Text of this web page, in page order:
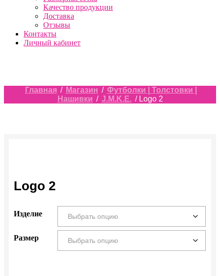
Качество продукции
Доставка
Отзывы
Контакты
Личный кабинет
Главная / Магазин / Футболки | Толстовки |
Нашивки / J.M.K.E. / Logo 2
Logo 2
Изделие
Размер